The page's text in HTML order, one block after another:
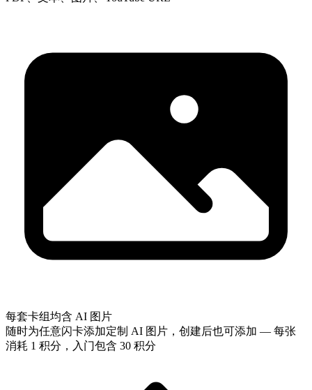
每套卡组均含 AI 图片
随时为任意闪卡添加定制 AI 图片，创建后也可添加 — 每张
消耗 1 积分，入门包含 30 积分